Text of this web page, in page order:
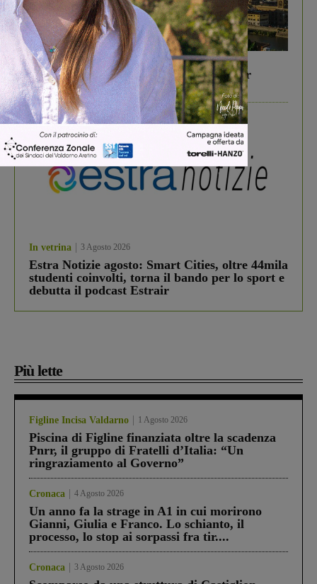
In vetrina 6 Agosto 2026
Gita di famiglia a Firenze: 5 idee per far
divertire i tuoi figli
In vetrina 3 Agosto 2026
Estra Notizie agosto: Smart Cities, oltre 44mila
studenti coinvolti, torna il bando per lo sport e
debutta il podcast Estrair
Più lette
Figline Incisa Valdarno 1 Agosto 2026
Piscina di Figline finanziata oltre la scadenza
Pnrr, il gruppo di Fratelli d’Italia: “Un
ringraziamento al Governo”
Cronaca 4 Agosto 2026
Un anno fa la strage in A1 in cui morirono
Gianni, Giulia e Franco. Lo schianto, il
processo, lo stop ai sorpassi fra tir....
Cronaca 3 Agosto 2026